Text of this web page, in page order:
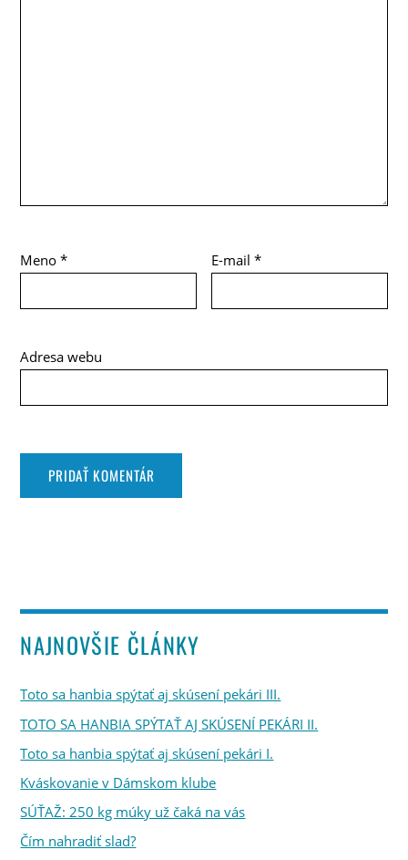
Meno* E-mail*
Adresa webu
NAJNOVŠIE ČLÁNKY
Toto sa hanbia spýtať aj skúsení pekári III.
TOTO SA HANBIA SPÝTAŤ AJ SKÚSENÍ PEKÁRI II.
Toto sa hanbia spýtať aj skúsení pekári I.
Kváskovanie v Dámskom klube
SÚŤAŽ: 250 kg múky už čaká na vás
Čím nahradiť slad?